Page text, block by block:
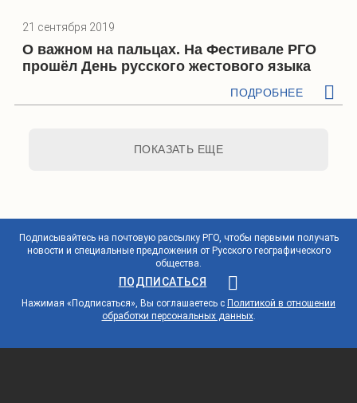
21 сентября 2019
О важном на пальцах. На Фестивале РГО
прошёл День русского жестового языка
ПОДРОБНЕЕ
ПОКАЗАТЬ ЕЩЕ
Подписывайтесь на почтовую рассылку РГО, чтобы первыми получать
новости и специальные предложения от Русского географического
общества.
ПОДПИСАТЬСЯ
Нажимая «Подписаться», Вы соглашаетесь с Политикой в отношении
обработки персональных данных.